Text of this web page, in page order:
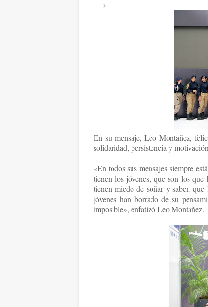
En su mensaje, Leo Montañez,
solidaridad, persistencia y
«En todos sus mensajes siempre
tienen los jóvenes, que son los
tienen miedo de soñar y saben
jóvenes han borrado de su
imposible», enfatizó Leo Montañez.